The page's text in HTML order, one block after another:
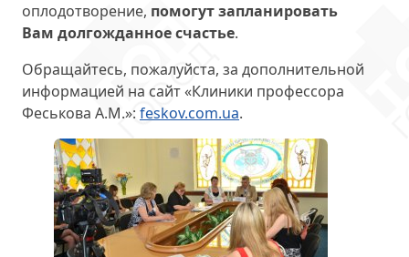
оплодотворение, помогут запланировать
Вам долгожданное счастье.
Обращайтесь, пожалуйста, за дополнительной
информацией на сайт «Клиники профессора
Феськова А.М.»: feskov.com.ua.